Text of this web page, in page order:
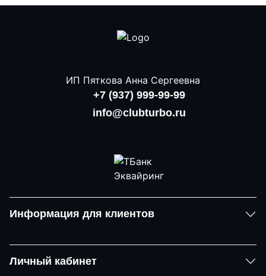
ИП Пяткова Анна Сергеевна
+7 (937) 999-99-99
info@clubturbo.ru
Информация для клиентов
Личный кабинет